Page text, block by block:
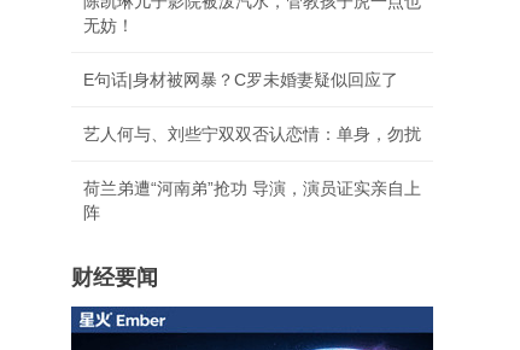
无妨！
E句话|身材被网暴？C罗未婚妻疑似回应了
艺人何与、刘些宁双双否认恋情：单身，勿扰
荷兰弟遭“河南弟”抢功 导演，演员证实亲自上
阵
财经要闻